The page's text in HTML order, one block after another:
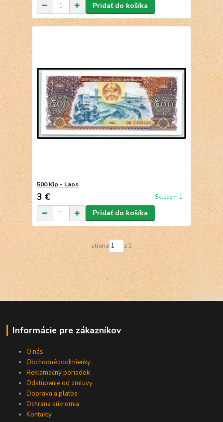
Pridať do košíka
500 Kip - Laos
3 € Skladom 1
Pridať do košíka
strana z 1
Informácie pre zákazníkov
O nás
Obchodné podmienky
Reklamačný poriadok
Odstúpenie od zmluvy
Doprava a platba
Ochrana súkromia
Kontakty